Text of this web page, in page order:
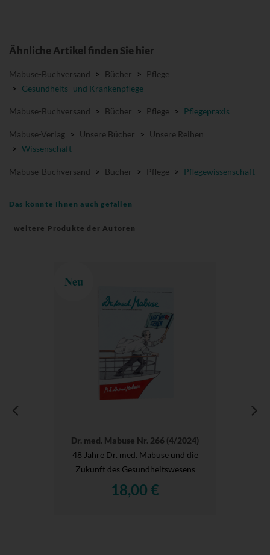
Ähnliche Artikel finden Sie hier
Mabuse-Buchversand > Bücher >
Pflege
> Gesundheits- und Krankenpflege
Mabuse-Buchversand > Bücher > Pflege > Pflegepraxis
Mabuse-Verlag > Unsere Bücher > Unsere Reihen
> Wissenschaft
Mabuse-Buchversand > Bücher > Pflege > Pflegewissenschaft
Das könnte Ihnen auch gefallen
weitere Produkte der Autoren
Neu
Dr. med. Mabuse Nr. 266 (4/2024)
48 Jahre Dr. med. Mabuse und die
Zukunft des Gesundheitswesens
18,00 €